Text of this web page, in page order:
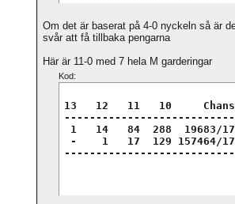
Om det är baserat på 4-0 nyckeln så är
svår att få tillbaka pengarna
Här är 11-0 med 7 hela M garderingar
Kod:
13   12   11   10     Chans
---------------------------
1   14   84  288  19683/
-    1   17  129 157464/